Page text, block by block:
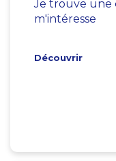
Je trouve une
m'intéresse
Découvrir